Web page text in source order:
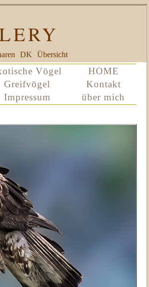
DK Übersicht
Vögel
HOME
Greifvögel
Kontakt
Impressum über mich